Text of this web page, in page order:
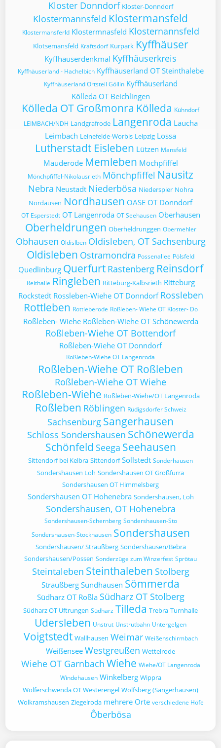
Kloster Donndorf Kloster-Donndorf
Klostermannsfeld Klostermansfeld
Klostermansferld Klostermnasfeld Klosternannsfeld
Klotsemansfeld Kraftsdorf Kurpark Kyffhäuser
Kyffhäuserdenkmal Kyffhäuserkreis
Kyffhäuserland - Hachelbich Kyffhäuserland OT Steinthalebe
Kyffhäuserland Ortsteil Göllin Kyffhäuserland
Kölleda OT Beichlingen
Kölleda OT Großmonra Kölleda Kühndorf
LEIMBACH/NDH Landgrafrode Langenroda Laucha
Leimbach Leinefelde-Worbis Leipzig Lossa
Lutherstadt Eisleben Lützen Mansfeld
Mauderode Memleben Möchpfiffel
Mönchpfiffel-Nikolausrieth Mönchpfiffel Nausitz
Nebra Neustadt Niederbösa Niederspier Nohra
Nordausen Nordhausen OASE OT Donndorf
OT Esperstedt OT Langenroda OT Seehausen Oberhausen
Oberheldrungen Oberheldrunggen Obermehler
Obhausen Oldislben Oldisleben, OT Sachsenburg
Oldisleben Ostramondra Possenallee Pölsfeld
Quedlinburg Querfurt Rastenberg Reinsdorf
Reithalle Ringleben Ritteburg-Kalbsrieth Ritteburg
Rockstedt Rossleben-Wiehe OT Donndorf Rossleben
Rottleben Rottleberode Roßleben- Wiehe OT Kloster- Do
Roßleben- Wiehe Roßleben-Wiehe OT Schönewerda
Roßleben-Wiehe OT Bottendorf
Roßleben-Wiehe OT Donndorf
Roßleben-Wiehe OT Langenroda
Roßleben-Wiehe OT Roßleben
Roßleben-Wiehe OT Wiehe
Roßleben-Wiehe Roßleben-Wiehe/OT Langenroda
Roßleben Röblingen Rüdigsdorfer Schweiz
Sachsenburg Sangerhausen
Schloss Sondershausen Schönewerda
Schönfeld Seega Seehausen
Sittendorf bei Kelbra Sittendorf Sollstedt Sonderhausen
Sondershausen Loh Sondershausen OT Großfurra
Sondershausen OT Himmelsberg
Sondershausen OT Hohenebra Sondershausen, Loh
Sondershausen, OT Hohenebra
Sondershausen-Schernberg Sondershausen-Sto
Sondershausen-Stockhausen Sondershausen
Sondershausen/ Straußberg Sondershausen/Bebra
Sondershausen/Possen Sonderzüge zum Winzerfest Sprötau
Steintaleben Steinthaleben Stolberg
Straußberg Sundhausen Sömmerda
Südharz OT Roßla Südharz OT Stolberg
Südharz OT Uftrungen Südharz Tilleda Trebra Turnhalle
Udersleben Unstrut Unstrutbahn Untergelgen
Voigtstedt Wallhausen Weimar Weißenschirmbach
Weißensee Westgreußen Wettelrode
Wiehe OT Garnbach Wiehe Wiehe/OT Langenroda
Windehausen Winkelberg Wippra
Wolferschwenda OT Westerengel Wolfsberg (Sangerhausen)
Wolkramshausen Ziegelroda mehrere Orte verschiedene Höfe
Ôberbösa